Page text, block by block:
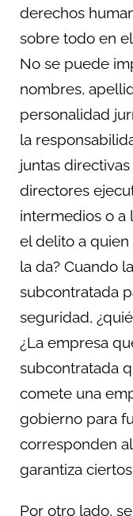
derechos
sobre todo en
No se puede
nombres,
personalidad
la
juntas
directores
intermedios o a
el delito a
la da? Cuando
subcontratada
seguridad,
¿La empresa
subcontratada
comete una
gobierno para
corresponden
garantiza
Por otro lado,